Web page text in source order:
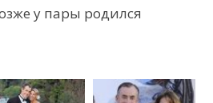
у пары родился